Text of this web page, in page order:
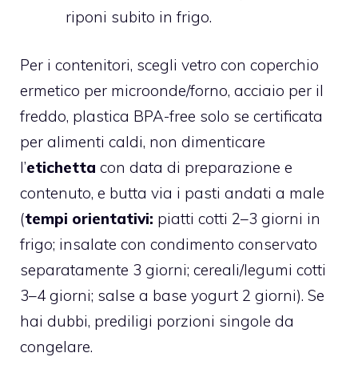
riponi subito in frigo.
Per i contenitori, scegli vetro con coperchio
ermetico per microonde/forno, acciaio per il
freddo, plastica BPA-free solo se certificata
per alimenti caldi, non dimenticare
l’etichetta con data di preparazione e
contenuto, e butta via i pasti andati a male
(tempi orientativi: piatti cotti 2–3 giorni in
frigo; insalate con condimento conservato
separatamente 3 giorni; cereali/legumi cotti
3–4 giorni; salse a base yogurt 2 giorni). Se
hai dubbi, prediligi porzioni singole da
congelare.